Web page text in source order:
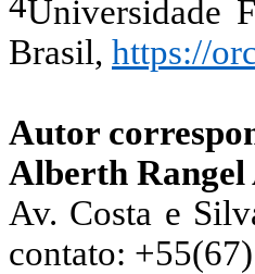
Universidade
Brasil, https://
Autor
Alberth Rangel
Av. Costa e
contato: